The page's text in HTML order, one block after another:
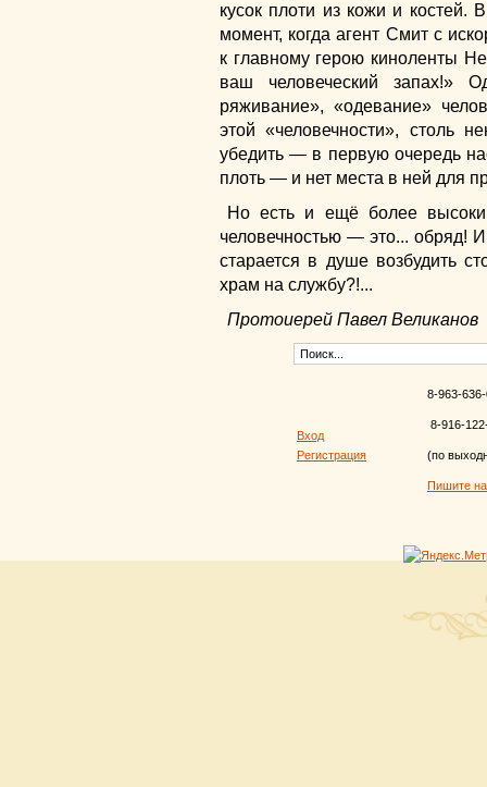
кусок плоти из кожи и
момент, когда агент Смит с
к главному герою киноленты
ваш человеческий запах!»
ряживание», «одевание»
этой «человечности», столь
убедить — в первую очередь
плоть — и нет места в ней для
Но есть и ещё более
человечностью — это... обряд!
старается в душе возбудить
храм на службу?!...
Протоиерей Павел Великанов
Вход
Регистрация
8-963-
8-916-
(по
Пишите